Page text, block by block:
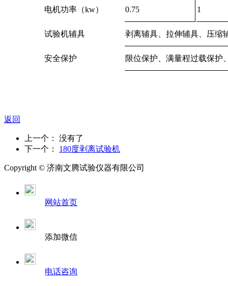
电机功率（kw） 0.75 1
试验机辅具 剥离辅具、拉伸辅具、压缩
安全保护 限位保护、满量程过载保护
返回
上一个： 没有了
下一个： 180度剥离试验机
Copyright © 济南文腾试验仪器有限公司
网站首页
添加微信
电话咨询